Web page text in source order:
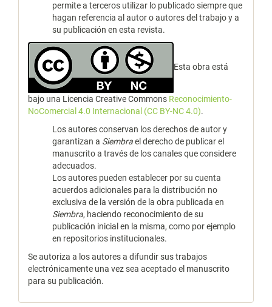
permite a terceros utilizar lo publicado siempre que
hagan referencia al autor o autores del trabajo y a
su publicación en esta revista.
Esta obra está
bajo una Licencia Creative Commons Reconocimiento-
NoComercial 4.0 Internacional (CC BY-NC 4.0).
Los autores conservan los derechos de autor y
garantizan a Siembrael derecho de publicar el
manuscrito a través de los canales que considere
adecuados.
Los autores pueden establecer por su cuenta
acuerdos adicionales para la distribución no
exclusiva de la versión de la obra publicada en
Siembra, haciendo reconocimiento de su
publicación inicial en la misma, como por ejemplo
en repositorios institucionales.
Se autoriza a los autores a difundir sus trabajos
electrónicamente una vez sea aceptado el manuscrito
para su publicación.